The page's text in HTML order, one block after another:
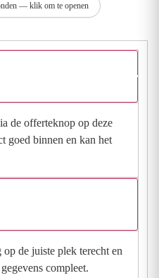
— klik om te openen
de offerteknop op deze
goed binnen en kan het
de juiste plek terecht en
compleet.